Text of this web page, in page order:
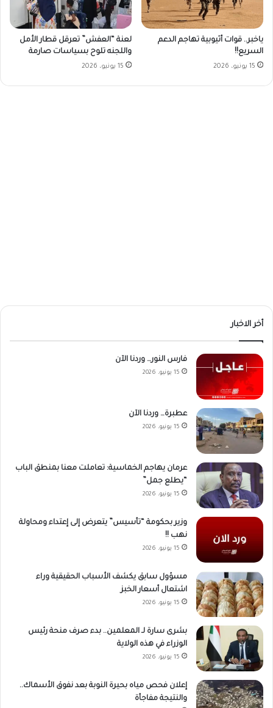
ياخبر.. قوات أثيوبية تهاجم الدعم
السريع!!
15 يونيو، 2026
لعنة “العفش” تعرقل قطار الأمل
واللجنه تلوح بسياسات صارمة
15 يونيو، 2026
أخر الاخبار
فارس النور… وردنا الآن
15 يونيو، 2026
عطبرة… وردنا الآن
15 يونيو، 2026
عرمان يهاجم الخماسية: تعاملت معنا بمنطق الباب
“يطلع جمل”
15 يونيو، 2026
وزير بحكومة “تأسيس” يتعرض إلى إعتداء ومحاولة
نهب !!
15 يونيو، 2026
مسؤول سابق يكشف الأسباب الحقيقية وراء
اشتعال أسعار الخبز
15 يونيو، 2026
بشرى سارة لـ المعلمين.. بدء صرف منحة رئيس
الوزراء في هذه الولاية
15 يونيو، 2026
إعلان فحص مياه بحيرة النوبة بعد نفوق الأسماك..
والنتيجة مفاجأة